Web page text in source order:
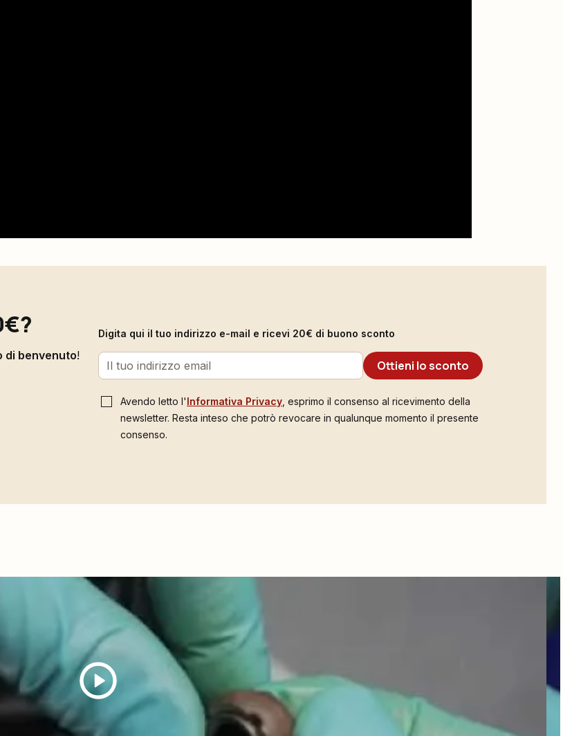
di benvenuto!
Digita qui il tuo indirizzo e-mail e ricevi 20€ di buono sconto
Ottieni lo sconto
Avendo letto l'Informativa Privacy , esprimo il consenso al ricevimento della
newsletter. Resta inteso che potrò revocare in qualunque momento il presente
consenso.